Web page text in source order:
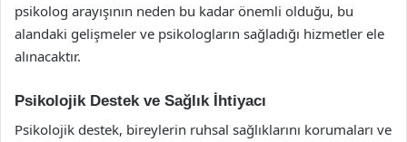
psikolog arayışının neden bu kadar önemli olduğu, bu
alandaki gelişmeler ve psikologların sağladığı hizmetler ele
alınacaktır.
Psikolojik Destek ve Sağlık İhtiyacı
Psikolojik destek, bireylerin ruhsal sağlıklarını korumaları ve